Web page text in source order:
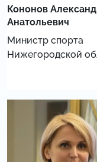
Кононов
Анатольевич
Министр спорта
Нижегородской